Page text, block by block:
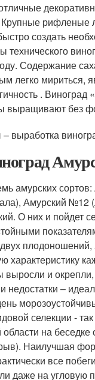
Крупные рифленые
создать
технического
Содержание
легко мириться,
.
выращивают без
выработка
амурских
Амурский №12
О них и пойдет
плодоношений,
характеристику
и
недостатки –
селекции -
на беседке
Наилучшая
все
даже на